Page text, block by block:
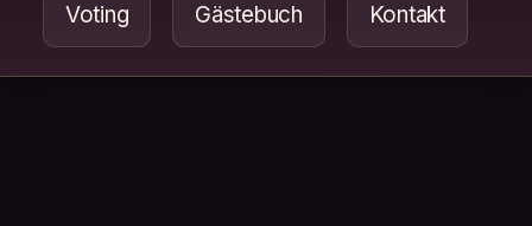
Voting Gästebuch Kontakt